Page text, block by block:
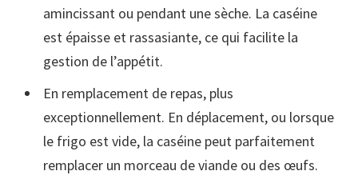
amincissant ou pendant une sèche. La caséine
est épaisse et rassasiante, ce qui facilite la
gestion de l’appétit.
En remplacement de repas, plus
exceptionnellement. En déplacement, ou lorsque
le frigo est vide, la caséine peut parfaitement
remplacer un morceau de viande ou des œufs.